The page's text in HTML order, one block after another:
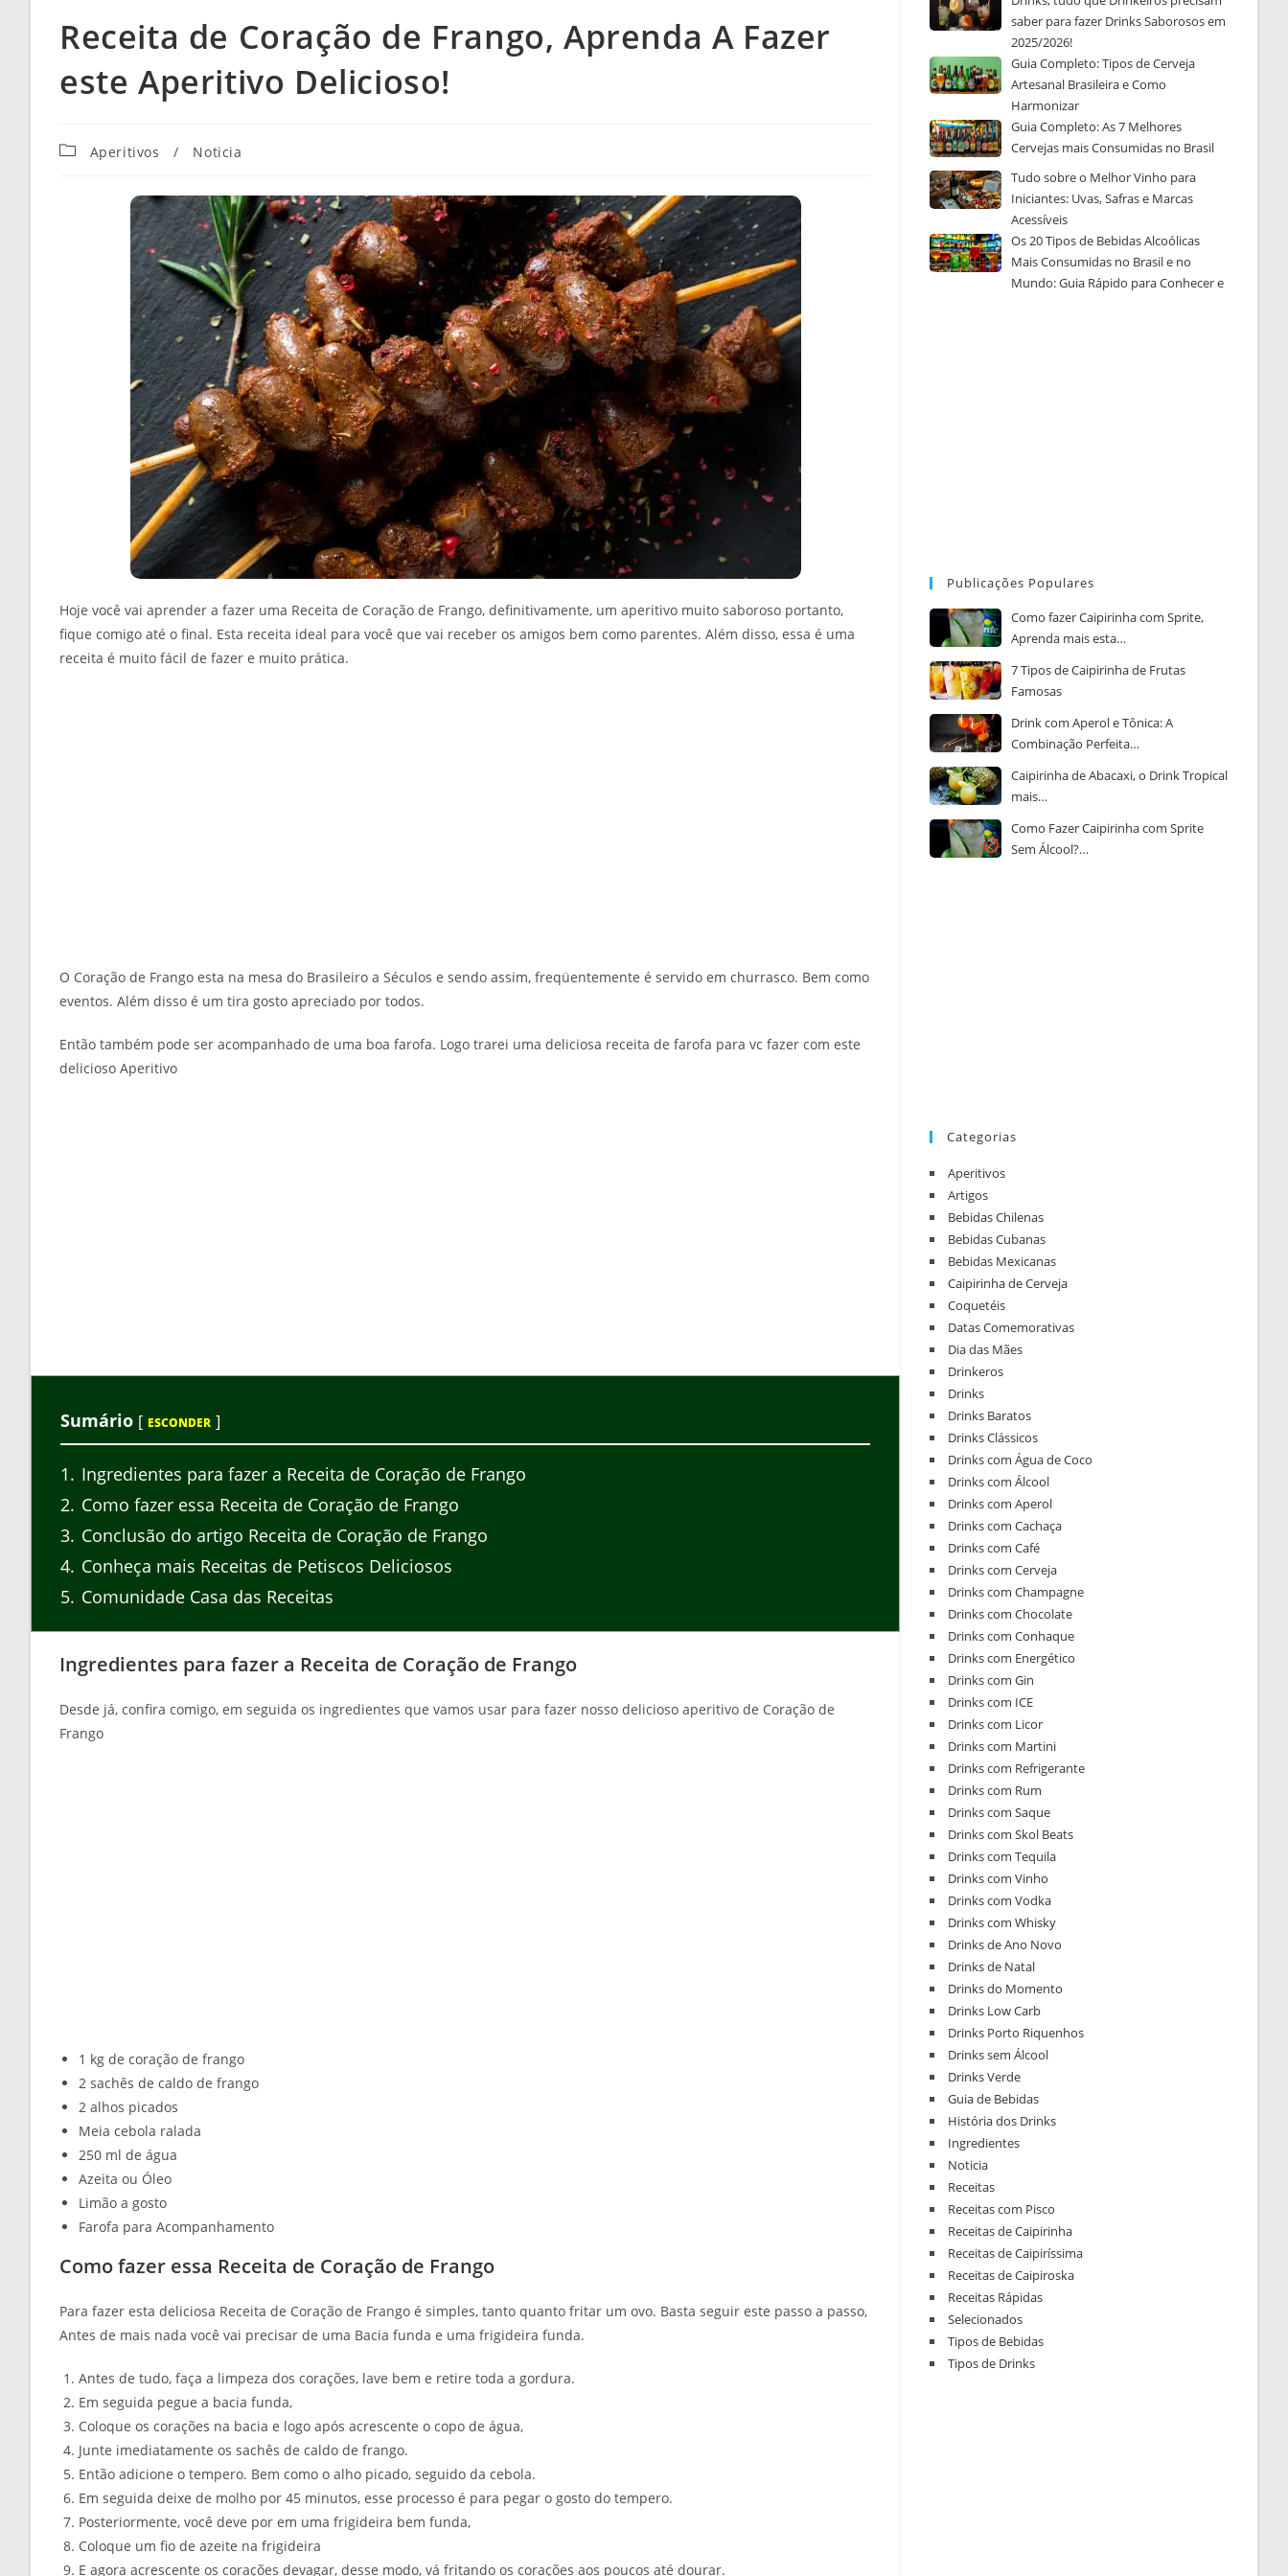
Receita de Coração de Frango, Aprenda A Fazer
este Aperitivo Delicioso!
Categoria
Aperitivos / Noticia
Hoje você vai aprender a fazer uma Receita de Coração de Frango, definitivamente, um aperitivo muito saboroso portanto,
fique comigo até o final. Esta receita ideal para você que vai receber os amigos bem como parentes. Além disso, essa é uma
receita é muito fácil de fazer e muito prática.
O Coração de Frango esta na mesa do Brasileiro a Séculos e sendo assim, freqüentemente é servido em churrasco. Bem como
eventos. Além disso é um tira gosto apreciado por todos.
Então também pode ser acompanhado de uma boa farofa. Logo trarei uma deliciosa receita de farofa para vc fazer com este
delicioso Aperitivo
Sumário [ ESCONDER ]
1
Ingredientes para fazer a Receita de Coração de Frango
2 Como fazer essa Receita de Coração de Frango
3 Conclusão do artigo Receita de Coração de Frango
4 Conheça mais Receitas de Petiscos Deliciosos
5 Comunidade Casa das Receitas
Ingredientes para fazer a Receita de Coração de Frango
Desde já, confira comigo, em seguida os ingredientes que vamos usar para fazer nosso delicioso aperitivo de Coração de
Frango
1 kg de coração de frango
2 sachês de caldo de frango
2 alhos picados
Meia cebola ralada
250 ml de água
Azeita ou Óleo
Limão a gosto
Farofa para Acompanhamento
Como fazer essa Receita de Coração de Frango
Para fazer esta deliciosa Receita de Coração de Frango é simples, tanto quanto fritar um ovo. Basta seguir este passo a passo,
Antes de mais nada você vai precisar de uma Bacia funda e uma frigideira funda.
Antes de tudo, faça a limpeza dos corações, lave bem e retire toda a gordura.
Em seguida pegue a bacia funda,
Coloque os corações na bacia e logo após acrescente o copo de água,
Junte imediatamente os sachês de caldo de frango.
Então adicione o tempero. Bem como o alho picado, seguido da cebola.
Em seguida deixe de molho por 45 minutos, esse processo é para pegar o gosto do tempero.
Posteriormente, você deve por em uma frigideira bem funda,
Coloque um fio de azeite na frigideira
E agora acrescente os corações devagar, desse modo, vá fritando os corações aos poucos até dourar.
saber para fazer Drinks Saborosos em
2025/2026!
Guia Completo: Tipos de Cerveja
Artesanal Brasileira e Como
Harmonizar
Guia Completo: As 7 Melhores
Cervejas mais Consumidas no Brasil
Tudo sobre o Melhor Vinho para
Iniciantes: Uvas, Safras e Marcas
Acessíveis
Os 20 Tipos de Bebidas Alcoólicas
Mais Consumidas no Brasil e no
Mundo: Guia Rápido para Conhecer e
Publicações Populares
Como fazer Caipirinha com Sprite,
Aprenda mais esta…
7 Tipos de Caipirinha de Frutas
Famosas
Drink com Aperol e Tônica: A
Combinação Perfeita…
Caipirinha de Abacaxi, o Drink Tropical
mais…
Como Fazer Caipirinha com Sprite
Sem Álcool?…
Categorias
Aperitivos
Artigos
Bebidas Chilenas
Bebidas Cubanas
Bebidas Mexicanas
Caipirinha de Cerveja
Coquetéis
Datas Comemorativas
Dia das Mães
Drinkeros
Drinks
Drinks Baratos
Drinks Clássicos
Drinks com Água de Coco
Drinks com Álcool
Drinks com Aperol
Drinks com Cachaça
Drinks com Café
Drinks com Cerveja
Drinks com Champagne
Drinks com Chocolate
Drinks com Conhaque
Drinks com Energético
Drinks com Gin
Drinks com ICE
Drinks com Licor
Drinks com Martini
Drinks com Refrigerante
Drinks com Rum
Drinks com Saque
Drinks com Skol Beats
Drinks com Tequila
Drinks com Vinho
Drinks com Vodka
Drinks com Whisky
Drinks de Ano Novo
Drinks de Natal
Drinks do Momento
Drinks Low Carb
Drinks Porto Riquenhos
Drinks sem Álcool
Drinks Verde
Guia de Bebidas
História dos Drinks
Ingredientes
Noticia
Receitas
Receitas com Pisco
Receitas de Caipirinha
Receitas de Caipiríssima
Receitas de Caipiroska
Receitas Rápidas
Selecionados
Tipos de Bebidas
Tipos de Drinks